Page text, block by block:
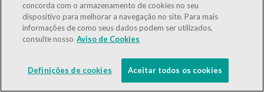
127.977 -0,61%
LGSXY R$0,00
concorda com o armazenamento de cookies no seu
dispositivo para melhorar a navegação no site. Para mais
informações de como seus dados podem ser utilizados,
consulte nosso Aviso de Cookies
Definições de cookies Aceitar todos os cookies